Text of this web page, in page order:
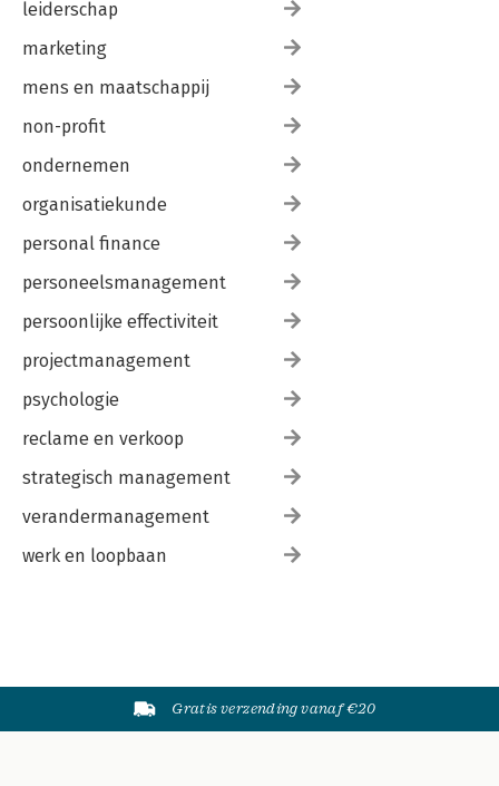
leiderschap
marketing
mens en maatschappij
non-profit
ondernemen
organisatiekunde
personal finance
personeelsmanagement
persoonlijke effectiviteit
projectmanagement
psychologie
reclame en verkoop
strategisch management
verandermanagement
werk en loopbaan
Gratis verzending vanaf €20